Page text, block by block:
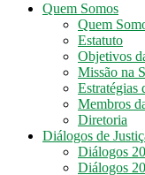
DF
Arquidiocese
Quem Somos
Quem
Estatuto
Objetivos
Missão na
Estratégias
Membros
Diretoria
Diálogos de
Diálogos
Diálogos